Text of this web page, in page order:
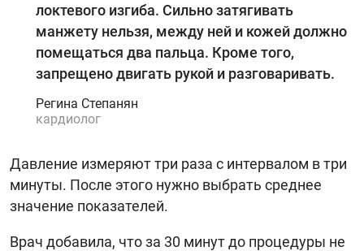
локтевого изгиба. Сильно затягивать
манжету нельзя, между ней и кожей должно
помещаться два пальца. Кроме того,
запрещено двигать рукой и разговаривать.
Регина Степанян
кардиолог
Давление измеряют три раза с интервалом в три
минуты. После этого нужно выбрать среднее
значение показателей.
Врач добавила, что за 30 минут до процедуры не